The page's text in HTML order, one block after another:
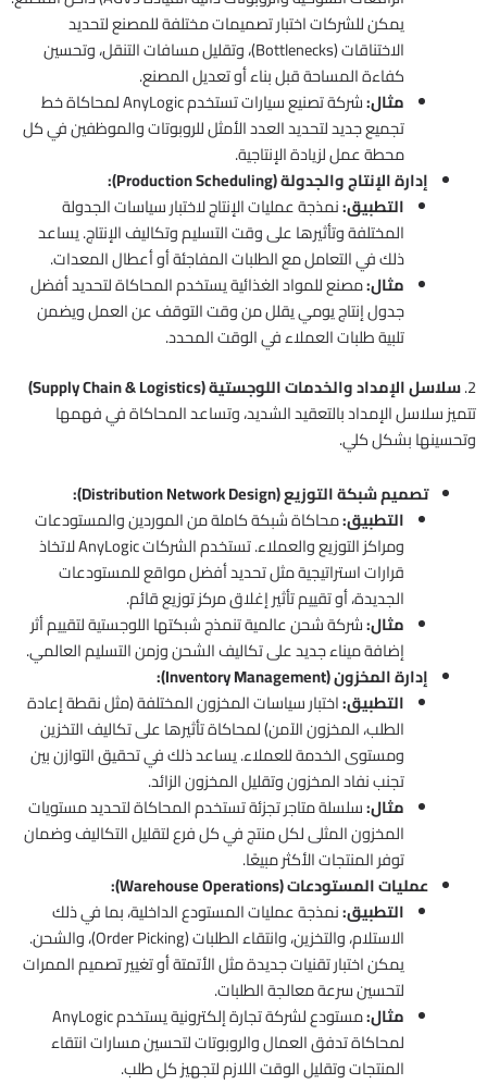
يمكن للشركات اختبار تصميمات مختلفة للمصنع لتحديد
الاختناقات (Bottlenecks)، وتقليل مسافات التنقل، وتحسين
كفاءة المساحة قبل بناء أو تعديل المصنع.
مثال:
شركة تصنيع سيارات تستخدم AnyLogic لمحاكاة خط
تجميع جديد لتحديد العدد الأمثل للروبوتات والموظفين في كل
محطة عمل لزيادة الإنتاجية.
إدارة الإنتاج والجدولة (Production Scheduling):
التطبيق:نمذجة عمليات الإنتاج لاختبار سياسات الجدولة
المختلفة وتأثيرها على وقت التسليم وتكاليف الإنتاج. يساعد
ذلك في التعامل مع الطلبات المفاجئة أو أعطال المعدات.
مثال:مصنع للمواد الغذائية يستخدم المحاكاة لتحديد أفضل
جدول إنتاج يومي يقلل من وقت التوقف عن العمل ويضمن
تلبية طلبات العملاء في الوقت المحدد.
2. سلاسل الإمداد والخدمات اللوجستية (Supply Chain & Logistics)
تتميز سلاسل الإمداد بالتعقيد الشديد، وتساعد المحاكاة في فهمها
وتحسينها بشكل كلي.
تصميم شبكة التوزيع (Distribution Network Design):
التطبيق:محاكاة شبكة كاملة من الموردين والمستودعات
ومراكز التوزيع والعملاء. تستخدم الشركات AnyLogic لاتخاذ
قرارات استراتيجية مثل تحديد أفضل مواقع للمستودعات
الجديدة، أو تقييم تأثير إغلاق مركز توزيع قائم.
مثال:شركة شحن عالمية تنمذج شبكتها اللوجستية لتقييم أثر
إضافة ميناء جديد على تكاليف الشحن وزمن التسليم العالمي.
إدارة المخزون (Inventory Management):
التطبيق:اختبار سياسات المخزون المختلفة (مثل نقطة إعادة
الطلب، المخزون الآمن) لمحاكاة تأثيرها على تكاليف التخزين
ومستوى الخدمة للعملاء. يساعد ذلك في تحقيق التوازن بين
تجنب نفاد المخزون وتقليل المخزون الزائد.
مثال:سلسلة متاجر تجزئة تستخدم المحاكاة لتحديد مستويات
المخزون المثلى لكل منتج في كل فرع لتقليل التكاليف وضمان
توفر المنتجات الأكثر مبيعًا.
عمليات المستودعات (Warehouse Operations):
التطبيق:نمذجة عمليات المستودع الداخلية، بما في ذلك
الاستلام، والتخزين، وانتقاء الطلبات (Order Picking)، والشحن.
يمكن اختبار تقنيات جديدة مثل الأتمتة أو تغيير تصميم الممرات
لتحسين سرعة معالجة الطلبات.
مثال:
مستودع لشركة تجارة إلكترونية يستخدم AnyLogic
لمحاكاة تدفق العمال والروبوتات لتحسين مسارات انتقاء
المنتجات وتقليل الوقت اللازم لتجهيز كل طلب.